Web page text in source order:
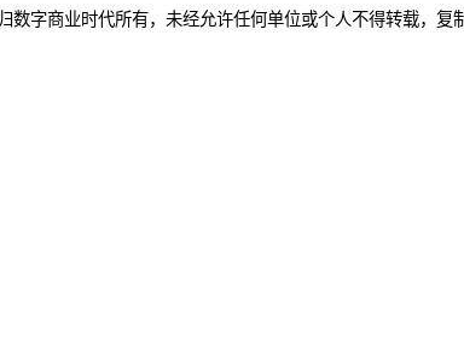
数字商业时代所有，未经允许任何单位或个人不得转载，